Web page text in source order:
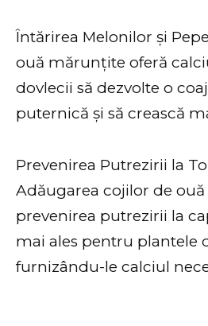
Întărirea Melonilor și
ouă mărunțite oferă
dovlecii să dezvolte o
puternică și să crească
Prevenirea Putrezirii la
Adăugarea cojilor de ouă
prevenirea putrezirii la
mai ales pentru plantele
furnizându-le calciul